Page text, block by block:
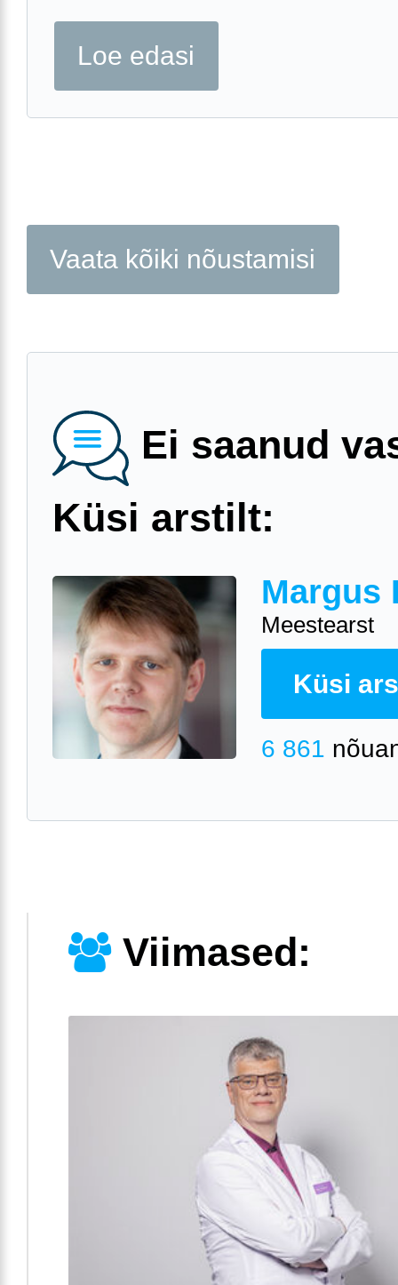
Loe edasi
Vaata kõiki nõustamisi
Ei saanud
Küsi arstilt:
Margus
Meestearst
Küsi
6 861
Viimased: